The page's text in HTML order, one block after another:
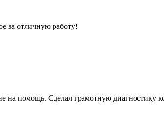
за отличную работу!
помощь. Сделал грамотную диагностику